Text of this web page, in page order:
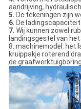
aandrijving,
5. De tekeningen zijn
6. De
7. Wij kunnen zowel
landingsgestel van
8. machinemodel: het
kruippakje roterend
de